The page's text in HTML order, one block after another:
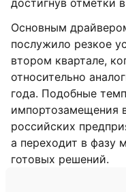
достигнув отметки в
Основным
послужило резкое
втором квартале,
относительно
года. Подобные
импортозамещения
российских
а переходит в фазу
готовых решений.